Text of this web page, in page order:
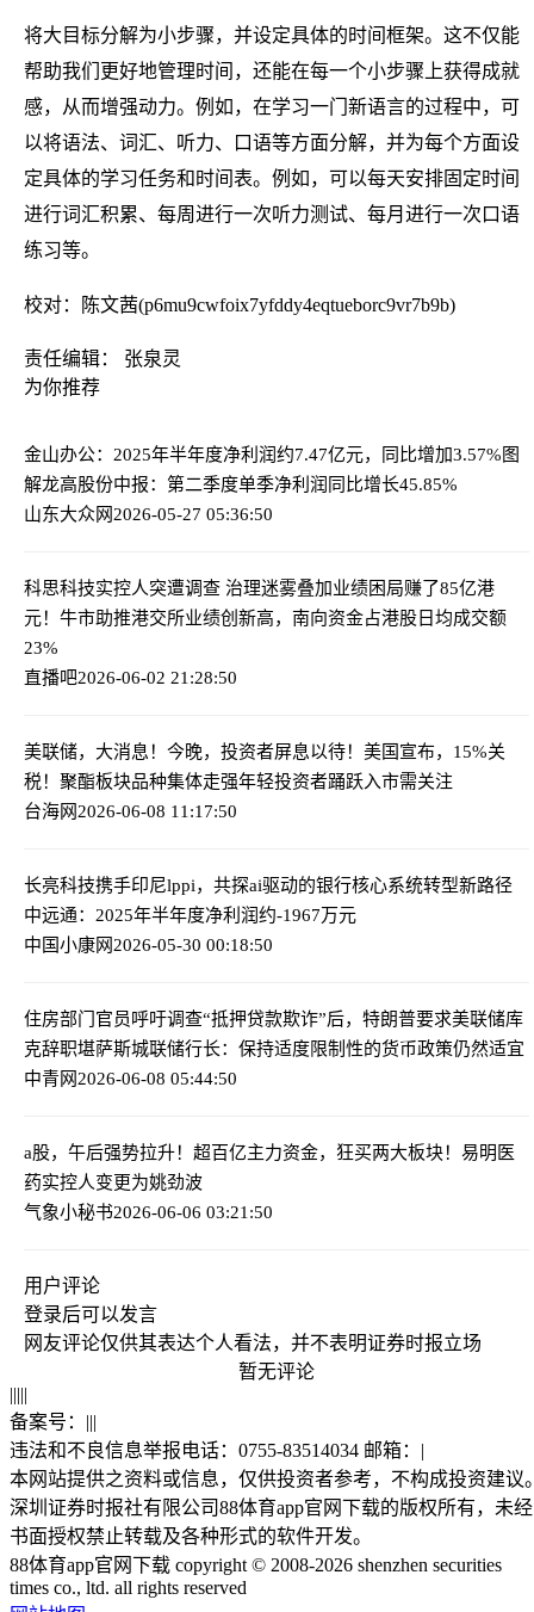
将大目标分解为小步骤，并设定具体的时间框架。这不仅能
帮助我们更好地管理时间，还能在每一个小步骤上获得成就
感，从而增强动力。例如，在学习一门新语言的过程中，可
以将语法、词汇、听力、口语等方面分解，并为每个方面设
定具体的学习任务和时间表。例如，可以每天安排固定时间
进行词汇积累、每周进行一次听力测试、每月进行一次口语
练习等。
校对：陈文茜(p6mu9cwfoix7yfddy4eqtueborc9vr7b9b)
责任编辑： 张泉灵
为你推荐
金山办公：2025年半年度净利润约7.47亿元，同比增加3.57%图
解龙高股份中报：第二季度单季净利润同比增长45.85%
山东大众网2026-05-27 05:36:50
科思科技实控人突遭调查 治理迷雾叠加业绩困局赚了85亿港
元！牛市助推港交所业绩创新高，南向资金占港股日均成交额
23%
直播吧2026-06-02 21:28:50
美联储，大消息！今晚，投资者屏息以待！美国宣布，15%关
税！聚酯板块品种集体走强年轻投资者踊跃入市需关注
台海网2026-06-08 11:17:50
长亮科技携手印尼lppi，共探ai驱动的银行核心系统转型新路径
中远通：2025年半年度净利润约-1967万元
中国小康网2026-05-30 00:18:50
住房部门官员呼吁调查“抵押贷款欺诈”后，特朗普要求美联储库
克辞职堪萨斯城联储行长：保持适度限制性的货币政策仍然适宜
中青网2026-06-08 05:44:50
a股，午后强势拉升！超百亿主力资金，狂买两大板块！ 易明医
药实控人变更为姚劲波
气象小秘书2026-06-06 03:21:50
用户评论
登录后可以发言
网友评论仅供其表达个人看法，并不表明证券时报立场
暂无评论
|||||
备案号： |||
违法和不良信息举报电话：0755-83514034 邮箱： |
本网站提供之资料或信息，仅供投资者参考，不构成投资建议
深圳证券时报社有限公司88体育app官网下载的版权所有，未经
书面授权禁止转载及各种形式的软件开发。
88体育app官网下载 copyright © 2008-2026 shenzhen securities
times co., ltd. all rights reserved